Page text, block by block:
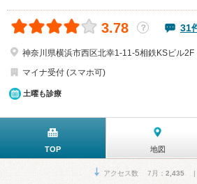
3.78 ？ 31
神奈川県横浜市西区北幸1-11-5相鉄KSビル2F
マイナ受付 (スマホ可)
土曜も診療
TOP 地図
アクセス数 7月： 2,435 |